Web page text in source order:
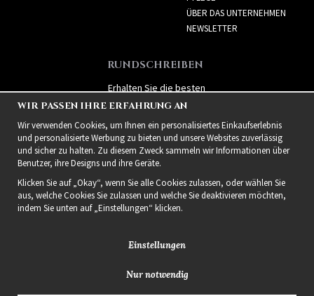
ÜBER DAS UNTERNEHMEN
NEWSLETTER
RUNDSCHREIBEN
Erhalten Sie die besten
Angebote und spannende
neue Produkte!
2021 Delightful Hair
WIR PASSEN IHRE ERFAHRUNG AN
Wir verwenden Cookies, um Ihnen ein personalisiertes Einkaufserlebnis
und personalisierte Werbung zu bieten und unsere Websites zuverlässig
und sicher zu halten. Zu diesem Zweck sammeln wir Informationen über
Benutzer, ihre Designs und ihre Geräte.
Klicken Sie auf „Okay“, wenn Sie alle Cookies zulassen, oder wählen Sie
aus, welche Cookies Sie zulassen und welche Sie deaktivieren möchten,
indem Sie unten auf „Einstellungen“ klicken.
Einstellungen
Nur notwendig